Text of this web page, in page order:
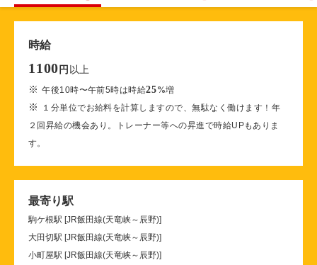
時給
1100 円 以上
※午後10時〜午前5時は時給25%増
※
１分単位でお給料を計算しますので、無駄なく働けます！年
２回昇給の機会あり。トレーナー等への昇進で時給UPもありま
す。
最寄り駅
駒ケ根駅 [JR飯田線(天竜峡～辰野)]
大田切駅 [JR飯田線(天竜峡～辰野)]
小町屋駅 [JR飯田線(天竜峡～辰野)]